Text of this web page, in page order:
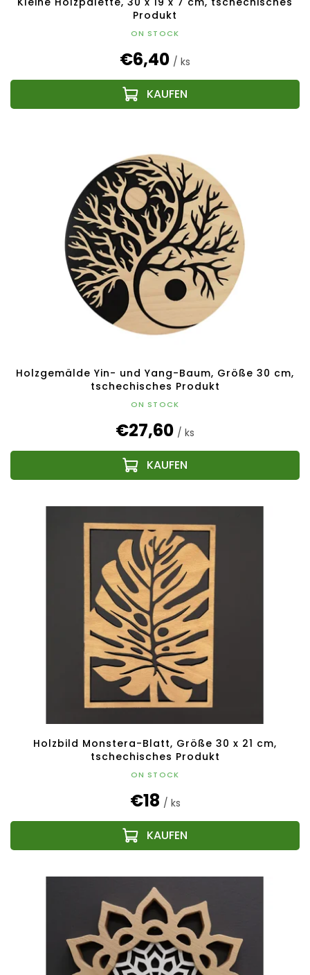
Produkt
ON STOCK
€6,40 / ks
Holzgemälde Yin- und Yang-Baum, Größe 30 cm,
tschechisches Produkt
ON STOCK
€27,60 / ks
Holzbild Monstera-Blatt, Größe 30 x 21 cm,
tschechisches Produkt
ON STOCK
€18 / ks